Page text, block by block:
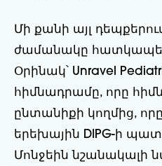
Մի քանի այլ
ժամանակը հատկապես
Օրինակ՝ Unravel
հիմնադրամը, որը
ընտանիքի կողմից, որը
երեխային DIPG-ի
Մոնջեին նշանակալի